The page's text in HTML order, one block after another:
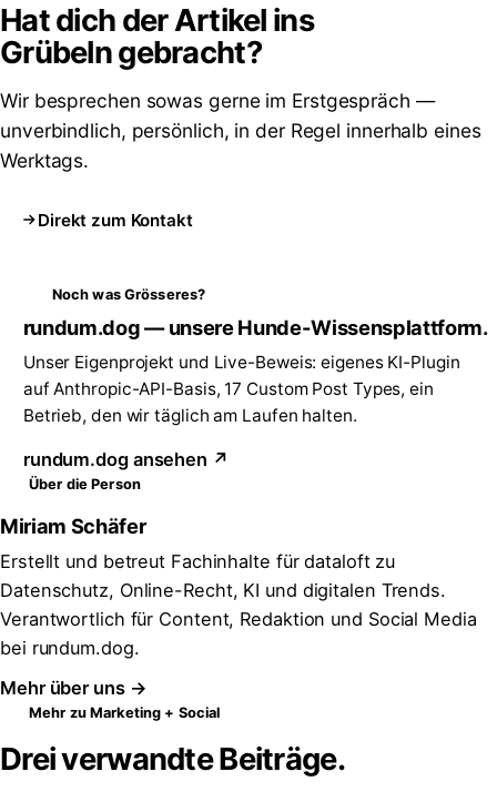
Hat dich der Artikel ins
Grübelngebracht?
Wir besprechen sowas gerne im Erstgespräch —
unverbindlich, persönlich, in der Regel innerhalb eines
Werktags.
Direkt zum Kontakt
Noch was Grösseres?
rundum.dog — unsere Hunde-Wissensplattform.
Unser Eigenprojekt und Live-Beweis: eigenes KI-Plugin
auf Anthropic-API-Basis, 17 Custom Post Types, ein
Betrieb, den wir täglich am Laufen halten.
rundum.dog ansehen ↗
Über die Person
Miriam Schäfer
Erstellt und betreut Fachinhalte für dataloft zu
Datenschutz, Online-Recht, KI und digitalen Trends.
Verantwortlich für Content, Redaktion und Social Media
bei rundum.dog.
Mehr über uns →
Mehr zu Marketing + Social
Drei verwandte Beiträge.